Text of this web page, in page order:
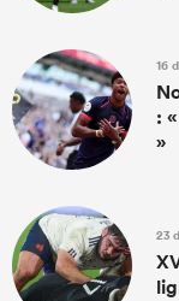
16
:
»
23